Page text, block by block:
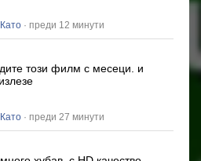
Като · преди 12 минути
този филм с месеци. и
Като · преди 27 минути